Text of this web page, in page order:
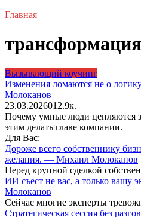
Главная
трансформация
Вызывающий коучинг
Изменения ломаются не о
Молоканов
23.03.2026012.9к.
Почему умные люди цепляются
этим делать главе компании.
Для Вас:
Дороже всего собственнику
желания. — Михаил Молоканов
Перед крупной сделкой
ИИ съест не вас, а только вашу
Молоканов
Сейчас многие эксперты
Стратегическая сессия без